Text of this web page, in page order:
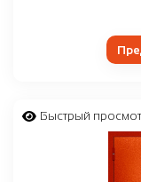
Быстрый